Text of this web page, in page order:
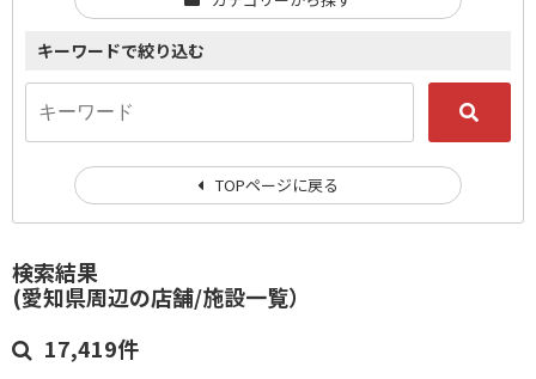
検索結果
(愛知県周辺の店舗/施設一覧）
17,419件
キーワードで絞り込む
TOPページに戻る